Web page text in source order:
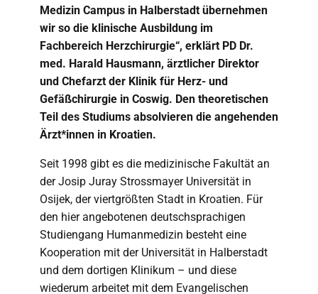
Medizin Campus in Halberstadt übernehmen
wir so die klinische Ausbildung im
Fachbereich Herzchirurgie“, erklärt PD Dr.
med. Harald Hausmann, ärztlicher Direktor
und Chefarzt der Klinik für Herz- und
Gefäßchirurgie in Coswig. Den theoretischen
Teil des Studiums absolvieren die angehenden
Ärzt*innen in Kroatien.
Seit 1998 gibt es die medizinische Fakultät an
der Josip Juray Strossmayer Universität in
Osijek, der viertgrößten Stadt in Kroatien. Für
den hier angebotenen deutschsprachigen
Studiengang Humanmedizin besteht eine
Kooperation mit der Universität in Halberstadt
und dem dortigen Klinikum – und diese
wiederum arbeitet mit dem Evangelischen